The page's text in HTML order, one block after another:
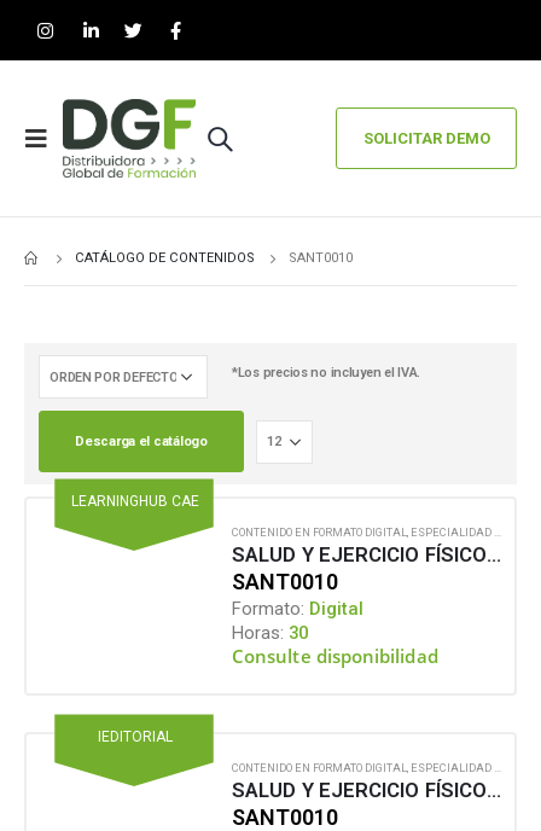
SOLICITAR DEMO
CATÁLOGO DE CONTENIDOS SANT0010
*Los precios no incluyen el IVA.
Descarga el catálogo
LEARNINGHUB CAE
CONTENIDO EN FORMATO DIGITAL ESPECIALIDAD FORMATIVA
SALUD Y EJERCICIO FÍSICO PARA LA ESPALDA
SANT0010
Formato: Digital
Horas: 30
Consulte disponibilidad
IEDITORIAL
CONTENIDO EN FORMATO DIGITAL ESPECIALIDAD FORMATIVA
SALUD Y EJERCICIO FÍSICO PARA LA ESPALDA
SANT0010